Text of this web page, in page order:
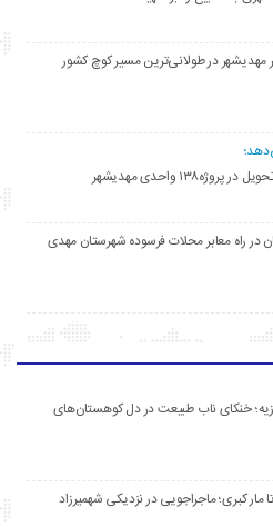
مهدیشهر در طولانی‌ترین مسیر کوچ کشور
در راه معابر محلات فرسوده شهرستان مهدی
خنکای ناب طبیعت در دل کوهستان‌های
مار کبری؛ ماجراجویی در نزدیکی شهمیرزاد